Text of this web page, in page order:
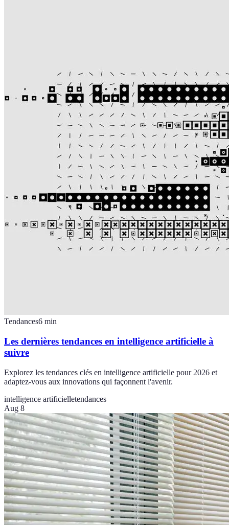
Tendances6 min
Les dernières tendances en intelligence artificielle à
suivre
Explorez les tendances clés en intelligence artificielle pour 2026 et
adaptez-vous aux innovations qui façonnent l'avenir.
intelligence artificielletendances
Aug 8